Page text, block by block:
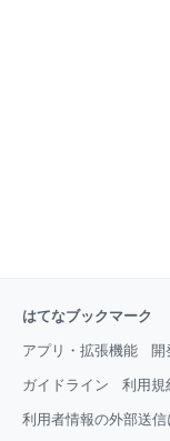
はてなブックマーク
アプリ・拡張機能 開
ガイドライン 利用規
利用者情報の外部送信